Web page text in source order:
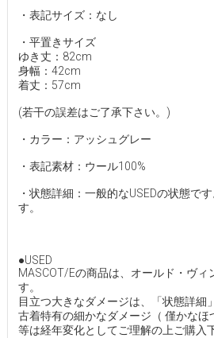
・表記サイズ：なし
・平置きサイズ
ゆき丈：82cm
身幅：42cm
着丈：57cm
(若干の誤差はご了承下さい。)
・カラー：アッシュグレー
・表記素材：ウール100%
・状態詳細：一般的なUSEDの状態で
す。
●USED
MASCOT/Eの商品は、オールド・ヴィ
す。
目立つ大きなダメージは、「状態詳細
古着特有の細かなダメージ（ 僅かなほ
等は経年変化としてご理解の上ご購入